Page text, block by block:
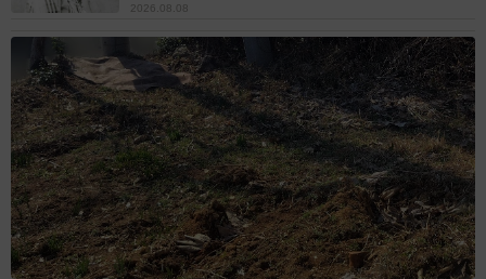
2026.08.08